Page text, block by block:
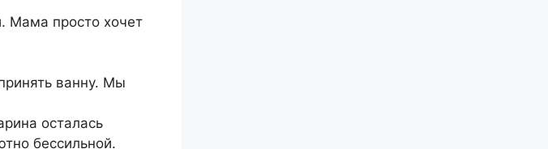
Мама просто хочет
ванну. Мы
осталась
бессильной.